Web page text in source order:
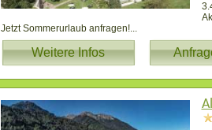
Jetzt Sommerurlaub anfragen!...
Weitere Infos